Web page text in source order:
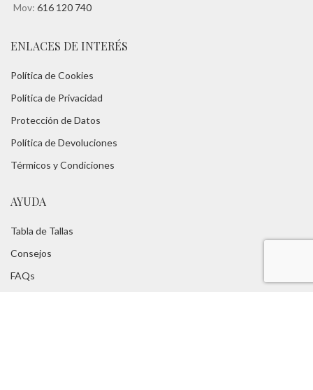
Mov: 616 120 740
ENLACES DE INTERÉS
Política de Cookies
Política de Privacidad
Protección de Datos
Política de Devoluciones
Térmicos y Condiciones
AYUDA
Tabla de Tallas
Consejos
FAQs